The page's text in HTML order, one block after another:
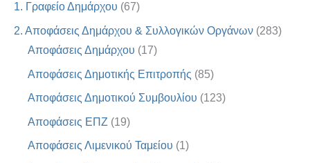
1. Γραφείο Δημάρχου (67)
2. Αποφάσεις Δημάρχου & Συλλογικών Οργάνων (283)
Αποφάσεις Δημάρχου (17)
Αποφάσεις Δημοτικής Επιτροπής (85)
Αποφάσεις Δημοτικού Συμβουλίου (123)
Αποφάσεις ΕΠΖ (19)
Αποφάσεις Λιμενικού Ταμείου (1)